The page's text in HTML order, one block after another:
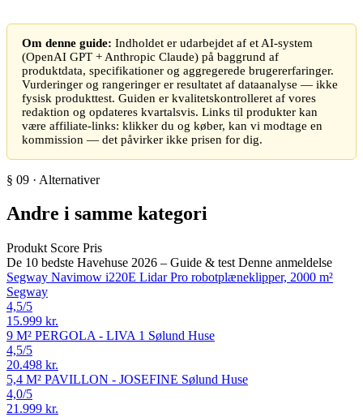
Om denne guide: Indholdet er udarbejdet af et AI-system
(OpenAI GPT + Anthropic Claude) på baggrund af
produktdata, specifikationer og aggregerede brugererfaringer.
Vurderinger og rangeringer er resultatet af dataanalyse — ikke
fysisk produkttest. Guiden er kvalitetskontrolleret af vores
redaktion og opdateres kvartalsvis. Links til produkter kan
være affiliate-links: klikker du og køber, kan vi modtage en
kommission — det påvirker ikke prisen for dig.
§ 09 · Alternativer
Andre i samme kategori
Produkt Score Pris
De 10 bedste Havehuse 2026 – Guide & test Denne anmeldelse
Segway Navimow i220E Lidar Pro robotplæneklipper, 2000 m²
Segway
4,5/5
15.999 kr.
9 M² PERGOLA - LIVA 1 Sølund Huse
4,5/5
20.498 kr.
5,4 M² PAVILLON - JOSEFINE Sølund Huse
4,0/5
21.999 kr.